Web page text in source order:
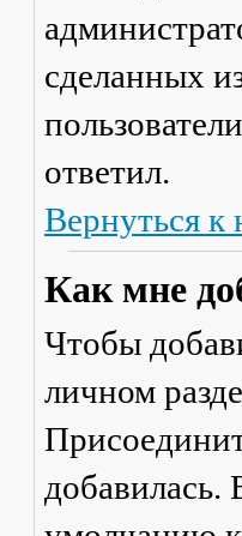
сделанных
ответил.
Вернуться к
Как мне
Чтобы
личном
добавилась.